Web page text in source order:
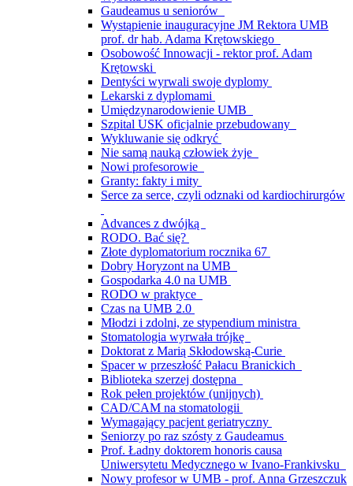
Gaudeamus u seniorów
Wystąpienie inauguracyjne JM Rektora UMB
prof. dr hab. Adama Krętowskiego
Osobowość Innowacji - rektor prof. Adam
Krętowski
Dentyści wyrwali swoje dyplomy
Lekarski z dyplomami
Umiędzynarodowienie UMB
Szpital USK oficjalnie przebudowany
Wykluwanie się odkryć
Nie samą nauką człowiek żyje
Nowi profesorowie
Granty: fakty i mity
Serce za serce, czyli odznaki od kardiochirurgów
Advances z dwójką
RODO. Bać się?
Złote dyplomatorium rocznika 67
Dobry Horyzont na UMB
Gospodarka 4.0 na UMB
RODO w praktyce
Czas na UMB 2.0
Młodzi i zdolni, ze stypendium ministra
Stomatologia wyrwała trójkę
Doktorat z Marią Skłodowską-Curie
Spacer w przeszłość Pałacu Branickich
Biblioteka szerzej dostępna
Rok pełen projektów (unijnych)
CAD/CAM na stomatologii
Wymagający pacjent geriatryczny
Seniorzy po raz szósty z Gaudeamus
Prof. Ładny doktorem honoris causa
Uniwersytetu Medycznego w Ivano-Frankivsku
Nowy profesor w UMB - prof. Anna Grzeszczuk